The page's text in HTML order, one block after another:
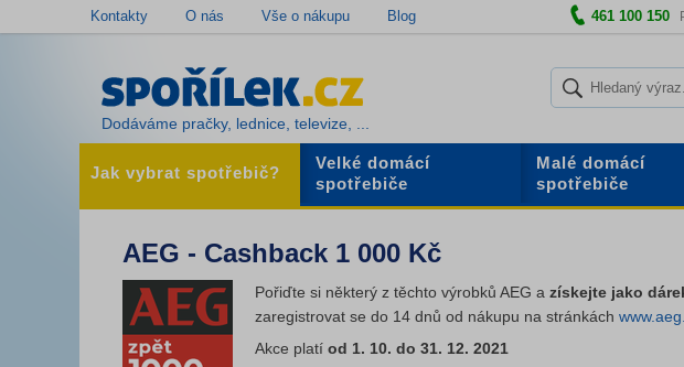
Kontakty O nás Vše o nákupu Blog 461 100 150
Dodáváme pračky, lednice, televize, ...
Jak vybrat spotřebič?
Velké domácí
spotřebiče
Malé domácí
spotřebiče
AEG - Cashback 1 000 Kč
Pořiďte si některý z těchto výrobků AEG a získejte jako
zaregistrovat se do 14 dnů od nákupu na stránkách
Akce platí od 1. 10. do 31. 12. 2021